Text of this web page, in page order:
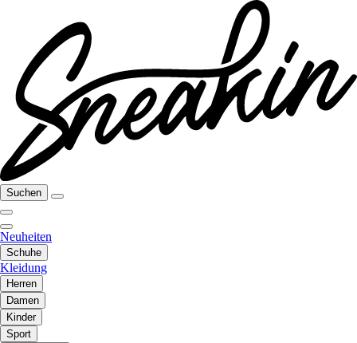
Suchen
Neuheiten
Schuhe
Kleidung
Herren
Damen
Kinder
Sport